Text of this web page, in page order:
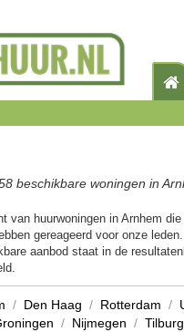
beschikbare woningen in
van huurwoningen in Arnhem
gereageerd voor onze
aanbod staat in de
/ Den Haag / Rotterdam /
/ Nijmegen / Tilburg